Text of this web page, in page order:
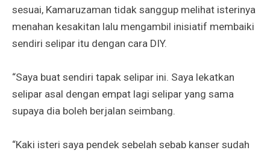
sesuai, Kamaruzaman tidak sanggup melihat isterinya
menahan kesakitan lalu mengambil inisiatif membaiki
sendiri selipar itu dengan cara DIY.
“Saya buat sendiri tapak selipar ini. Saya lekatkan
selipar asal dengan empat lagi selipar yang sama
supaya dia boleh berjalan seimbang.
“Kaki isteri saya pendek sebelah sebab kanser sudah